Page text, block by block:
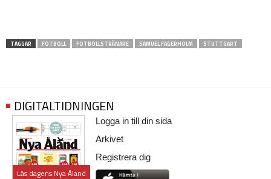
TAGGAR FOTBOLL FOTBOLLSTRÄNARE SAMUEL FAGERHOLM STUTTGART
DIGITALTIDNINGEN
Läs dagens Nya Åland
Logga in till din sida
Arkivet
Registrera dig